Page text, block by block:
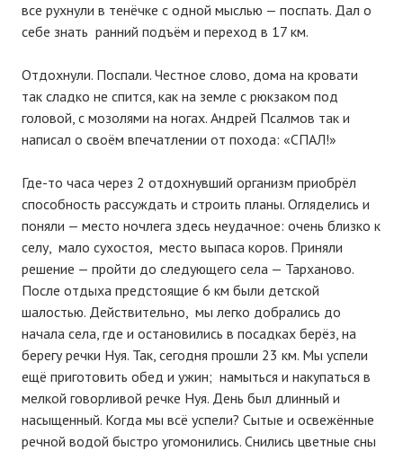
все рухнули в тенёчке с одной мыслью — поспать. Дал о
себе знать ранний подъём и переход в 17 км.
Отдохнули. Поспали. Честное слово, дома на кровати
так сладко не спится, как на земле с рюкзаком под
головой, с мозолями на ногах. Андрей Псалмов так и
написал о своём впечатлении от похода: «СПАЛ!»
Где-то часа через 2 отдохнувший организм приобрёл
способность рассуждать и строить планы. Огляделись и
поняли — место ночлега здесь неудачное: очень близко к
селу, мало сухостоя, место выпаса коров. Приняли
решение — пройти до следующего села — Тарханово.
После отдыха предстоящие 6 км были детской
шалостью. Действительно, мы легко добрались до
начала села, где и остановились в посадках берёз, на
берегу речки Нуя. Так, сегодня прошли 23 км. Мы успели
ещё приготовить обед и ужин; намыться и накупаться в
мелкой говорливой речке Нуя. День был длинный и
насыщенный. Когда мы всё успели? Сытые и освежённые
речной водой быстро угомонились. Снились цветные сны